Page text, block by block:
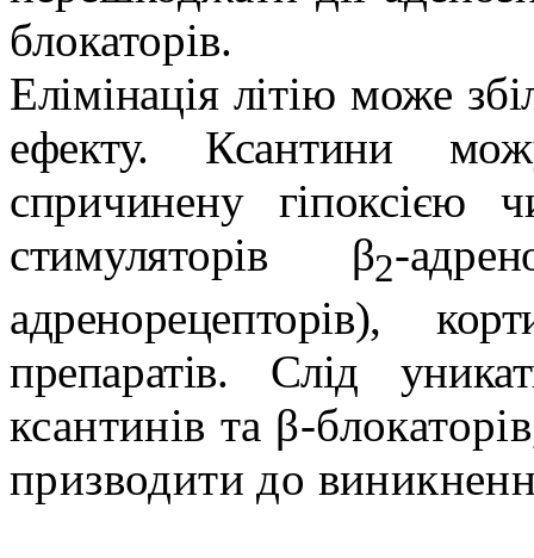
блокаторів.
Елімінація літію може
ефекту. Ксантини
спричинену гіпоксією
стимуляторів β2-
адренорецепторів),
препаратів. Слід
ксантинів та β-
призводити до